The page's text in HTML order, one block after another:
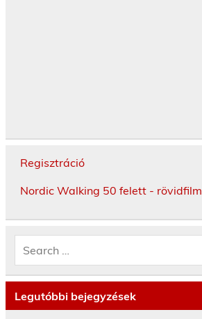
Regisztráció
Nordic Walking 50 felett - rövidfilm
Legutóbbi bejegyzések